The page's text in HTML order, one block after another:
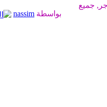
بواسطة nassim